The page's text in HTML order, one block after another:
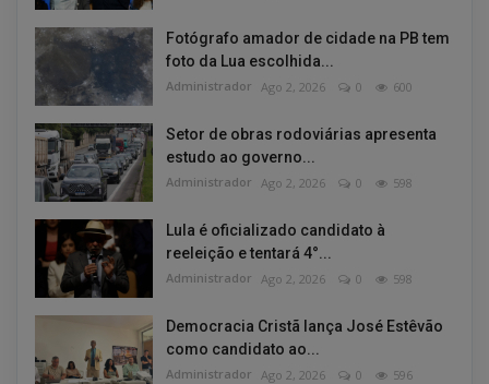
Fotógrafo amador de cidade na PB tem
foto da Lua escolhida...
Administrador Ago 2, 2026 0 600
Setor de obras rodoviárias apresenta
estudo ao governo...
Administrador Ago 2, 2026 0 598
Lula é oficializado candidato à
reeleição e tentará 4°...
Administrador Ago 2, 2026 0 598
Democracia Cristã lança José Estêvão
como candidato ao...
Administrador Ago 2, 2026 0 596